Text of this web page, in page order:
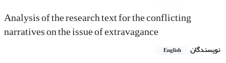
Analysis of the research text for the conflicting
narratives on the issue of extravagance
نویسندگان English